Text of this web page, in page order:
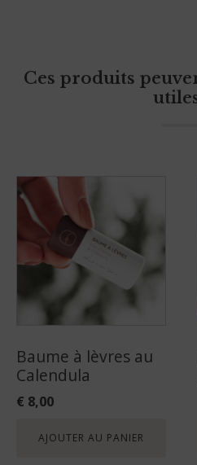
Ces produits
Baume à lèvres au
Calendula
€ 8,00
AJOUTER AU PANIER